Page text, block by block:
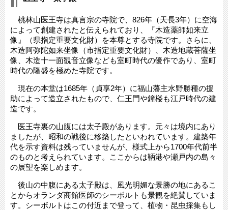
桃林山医王寺は真言宗の寺院で、826年（天長3年）に空海
によって創建されたと伝えられており、『木造薬師如来立
像』（県指定重要文化財）を本尊とする寺院です。さらに、
木造阿弥陀如来坐像（市指定重要文化財）、木造地蔵菩薩坐
像、木造十一面観音立像なども室町時代の優作であり、室町
時代の隆盛を極めた寺院です。
現在の本堂は1685年（貞享2年）に福山藩主水野勝種の援
助によって造立されたもので、仁王門や鐘楼も江戸時代の建
造です。
医王寺裏の山腹には太子殿があります。元々は境内にあり
ましたが、昭和の戦後に移築したといわれています。建築年
代を示す資料は残っていませんが、様式上から1700年代前半
のものと考えられています。ここからは鞆港や瀬戸内の島々
の展望を楽しめます。
後山の中腹にある太子殿は、風光明媚な景勝の地にあるこ
とからオランダ商館医師のシーボルトも景観を絶賛していま
す。シーボルトはこの付近まで登って、植物・昆虫採集もし